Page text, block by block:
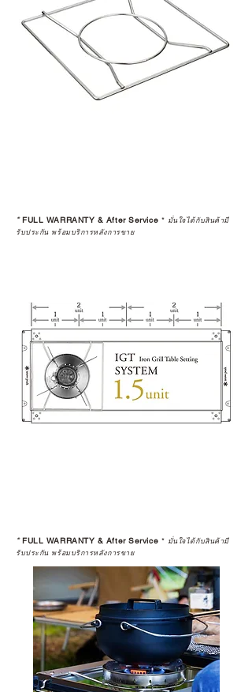
อนาคต
ก่อนตัดสินใจซื้อสินค้า เราอยาก
แนะนำให้คุณสอบถามทุกครั้งว่า ร้าน
ค้าที่คุณกำลังเลือกซื้อนั้น มีการรับ
ประกันสินค้าจากตัวแทนจำหน่าย
ในอุปกรณ์ที่คุณรัก มีคุณค่าอย่าง
เพื่อให้คุณได้รับทั้งสินค้า และ
ประสบการณ์ที่สมบูรณ์แบบในระยะ
ยาว
อ่านต่อเรื่องการรับประกันสินค้าได้
ตรงนี้
>>https://www.campstudio.co.th/
*FULL WARRANTY & After Service * มั่นใจได้กับสินค้ามี
รับประกัน พร้อมบริการหลังการขาย
*FULL WARRANTY & After Service * มั่นใจได้กับสินค้ามี
รับประกัน พร้อมบริการหลังการขาย